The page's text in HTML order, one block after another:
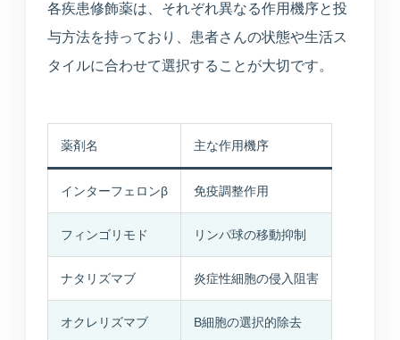
各疾患修飾薬は、それぞれ異なる作用機序と投
与方法を持っており、患者さんの状態や生活ス
タイルに合わせて選択することが大切です。
薬剤名 主な作用機序
インターフェロンβ 免疫調整作用
フィンゴリモド リンパ球の移動抑制
ナタリズマブ 炎症性細胞の侵入阻害
オクレリズマブ B細胞の選択的除去